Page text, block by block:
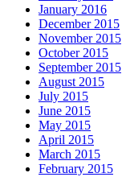
January 2016
December 2015
November 2015
October 2015
September 2015
August 2015
July 2015
June 2015
May 2015
April 2015
March 2015
February 2015